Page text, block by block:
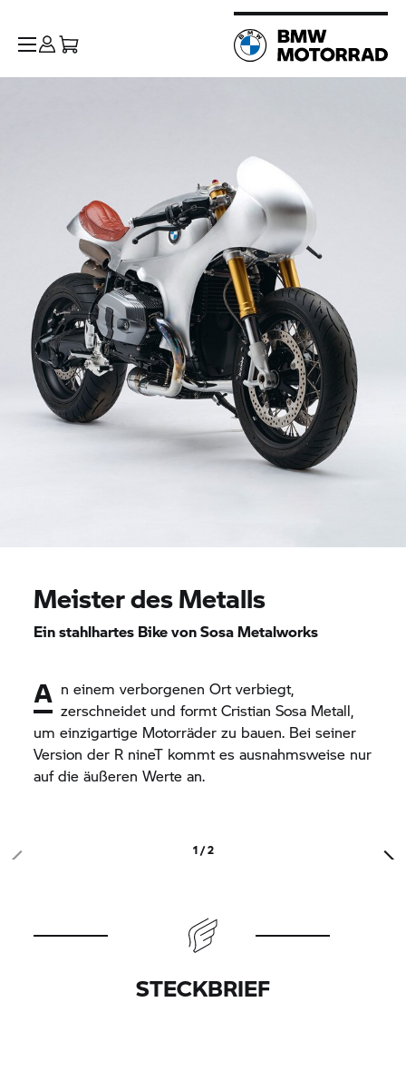
Meister des Metalls
Ein stahlhartes Bike von Sosa Metalworks
A n einem verborgenen Ort verbiegt,
zerschneidet und formt Cristian Sosa Metall,
um einzigartige Motorräder zu bauen. Bei seiner
Version der R nineT kommt es ausnahmsweise nur
auf die äußeren Werte an.
1 / 2
STECKBRIEF